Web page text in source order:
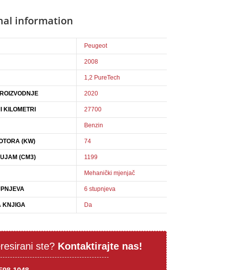
information
Peugeot
2008
1,2 PureTech
2020
KILOMETRI 27700
Benzin
(KW) 74
(CM3) 1199
Mehanički mjenjač
6 stupnjeva
KNJIGA Da
ste? Kontaktirajte nas!